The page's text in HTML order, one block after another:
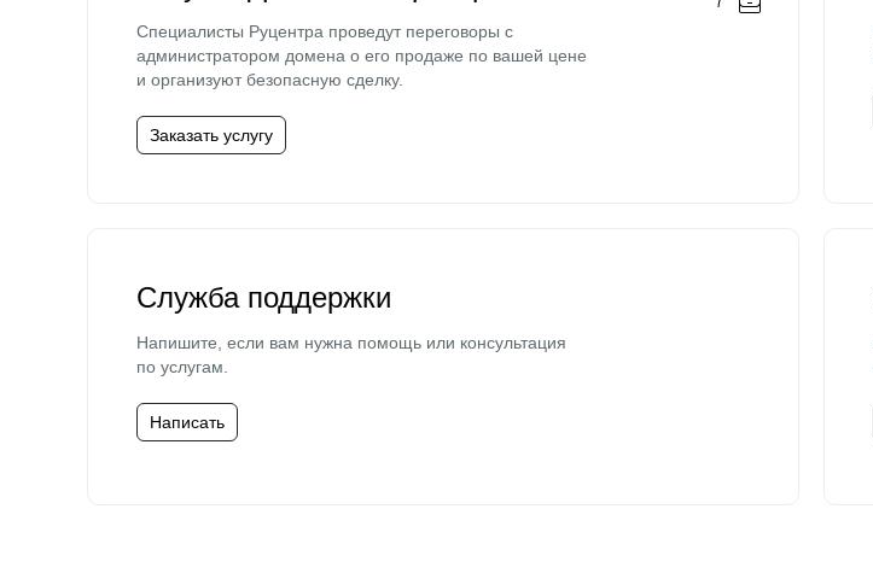
Специалисты Руцентра проведут переговоры с
администратором домена о его продаже по вашей цене
и организуют безопасную сделку.
Заказать услугу
Служба поддержки
Напишите, если вам нужна помощь или консультация
по услугам.
Написать